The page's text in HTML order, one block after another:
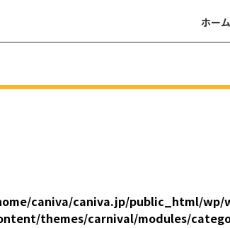
ホーム
caniva/caniva.jp/public_html/wp/
themes/carnival/modules/